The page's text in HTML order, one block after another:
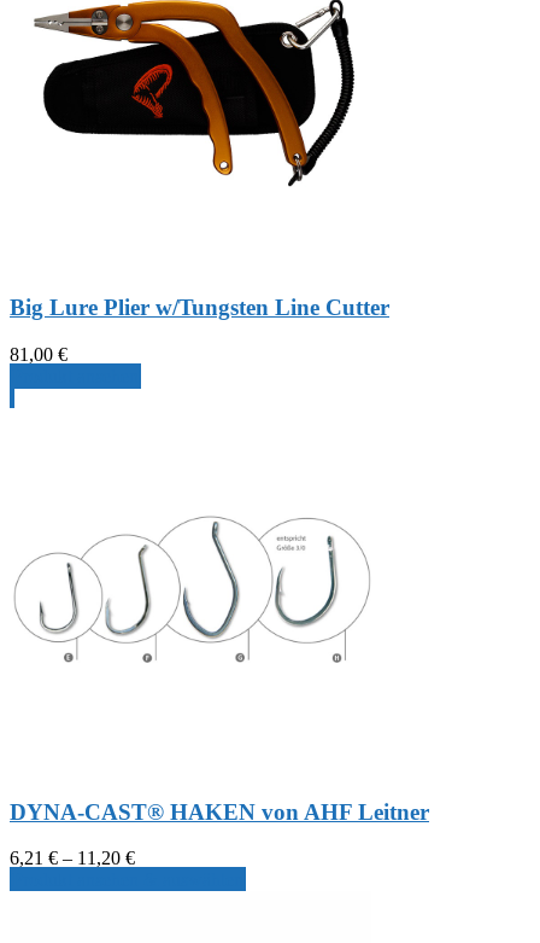
Big Lure Plier w/Tungsten Line Cutter
81,00 €
DYNA-CAST® HAKEN von AHF Leitner
6,21 € – 11,20 €Preisspanne: